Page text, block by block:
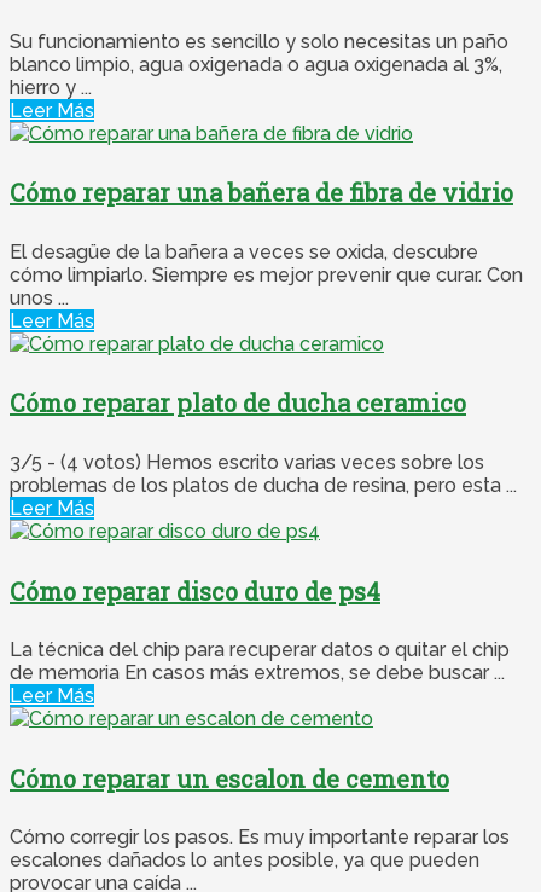
Su funcionamiento es sencillo y solo necesitas un paño
blanco limpio, agua oxigenada o agua oxigenada al 3%,
hierro y ...
Leer Más
Cómo reparar una bañera de fibra de vidrio
El desagüe de la bañera a veces se oxida, descubre
cómo limpiarlo. Siempre es mejor prevenir que curar. Con
unos ...
Leer Más
Cómo reparar plato de ducha ceramico
3/5 - (4 votos) Hemos escrito varias veces sobre los
problemas de los platos de ducha de resina, pero esta ...
Leer Más
Cómo reparar disco duro de ps4
La técnica del chip para recuperar datos o quitar el chip
de memoria En casos más extremos, se debe buscar ...
Leer Más
Cómo reparar un escalon de cemento
Cómo corregir los pasos. Es muy importante reparar los
escalones dañados lo antes posible, ya que pueden
provocar una caída ...